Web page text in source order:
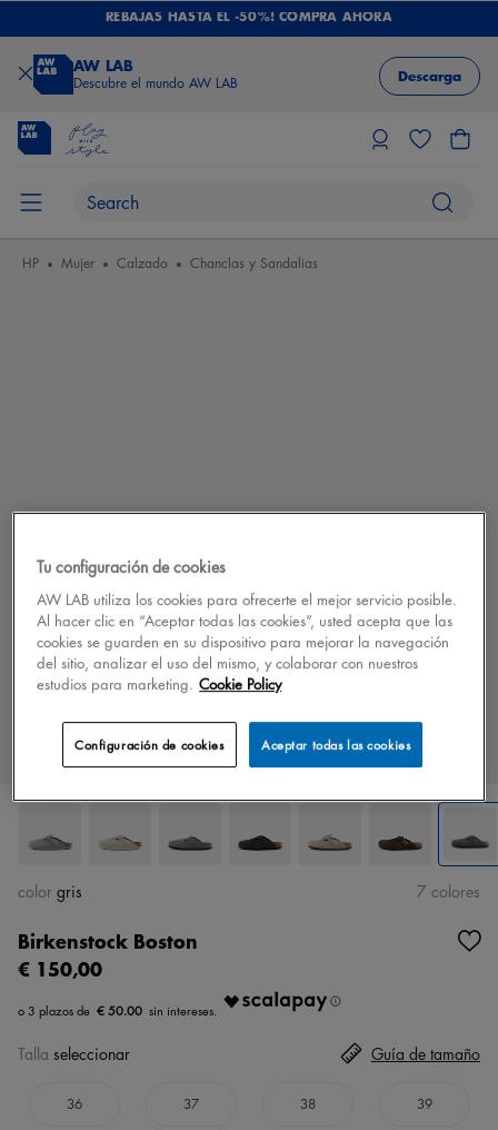
REBAJAS HASTA EL -50%! COMPRA AHORA
AW LAB
Descubre el mundo AW LAB Descarga
HP Mujer Calzado Chanclas y Sandalias
Birkenstock Boston
€ 150,00
€ 50.00
color gris 7 colores
Talla seleccionar
36 37 38 39
Guía de tamaño
Tu configuración de cookies
AW LAB utiliza los cookies para ofrecerte el mejor servicio posible.
Al hacer clic en “Aceptar todas las cookies”, usted acepta que las
cookies se guarden en su dispositivo para mejorar la navegación
del sitio, analizar el uso del mismo, y colaborar con nuestros
estudios para marketing. Cookie Policy
Aceptar todas las cookies
Configuración de cookies